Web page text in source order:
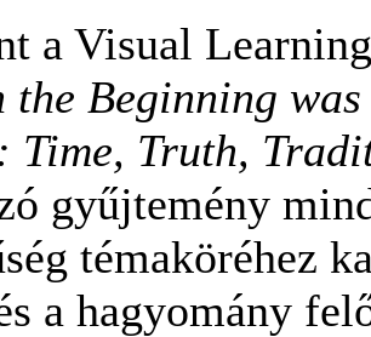
a Visual
the Beginning
Time, Truth,
gyűjtemény
témaköréhez
a hagyomány